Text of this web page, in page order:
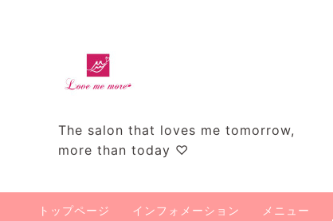
The salon that loves me tomorrow,
more than today ♡
トップページ インフォメーション メニュー